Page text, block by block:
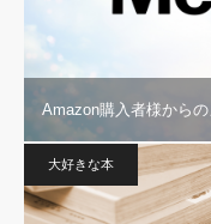
Amazon購入者様から
大好きな本